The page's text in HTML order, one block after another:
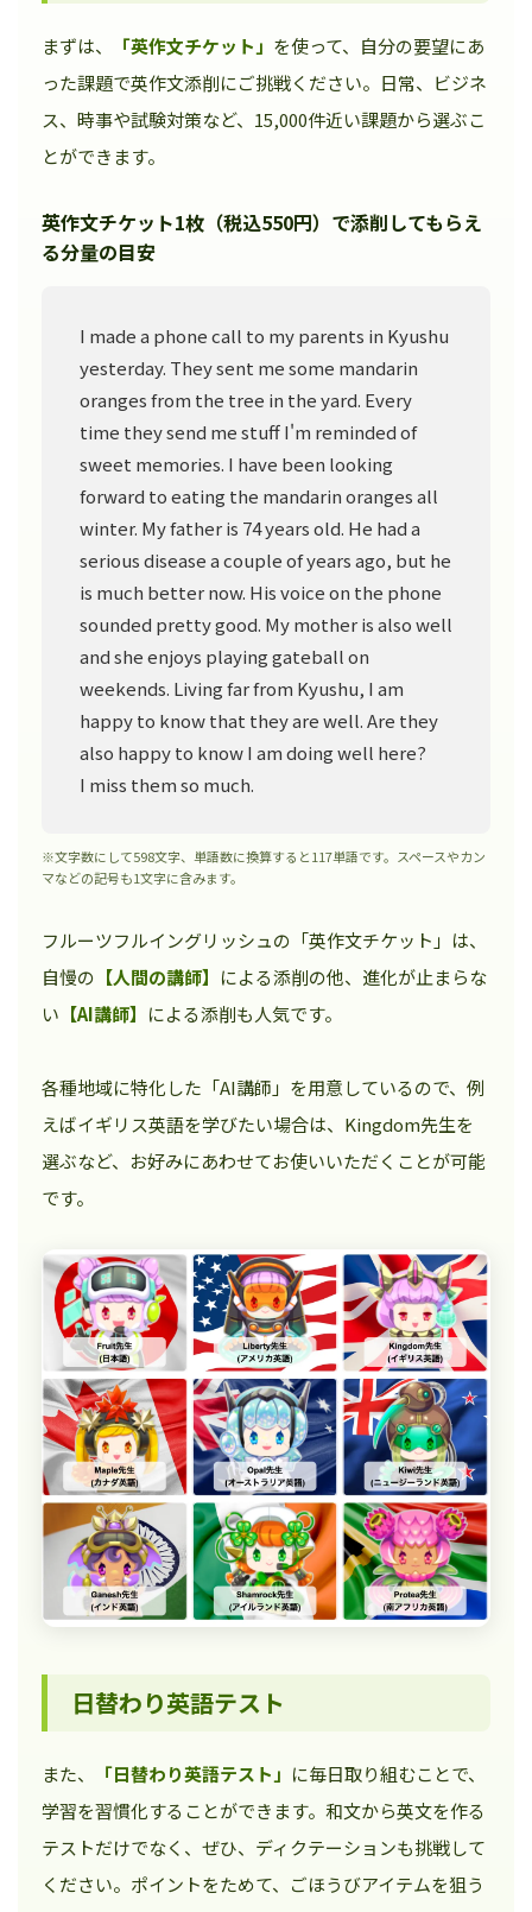
まずは、 「英作文チケット」 を使って、自分の要望にあ
った課題で英作文添削にご挑戦ください。日常、ビジネ
ス、時事や試験対策など、15,000件近い課題から選ぶこ
とができます。
英作文チケット1枚（税込550円）で添削してもらえ
る分量の目安
I made a phone call to my parents in Kyushu
yesterday. They sent me some mandarin
oranges from the tree in the yard. Every
time they send me stuff I'm reminded of
sweet memories. I have been looking
forward to eating the mandarin oranges all
winter. My father is 74 years old. He had a
serious disease a couple of years ago, but he
is much better now. His voice on the phone
sounded pretty good. My mother is also well
and she enjoys playing gateball on
weekends. Living far from Kyushu, I am
happy to know that they are well. Are they
also happy to know I am doing well here?
I miss them so much.
※文字数にして598文字、単語数に換算すると117単語です。スペースやカン
マなどの記号も1文字に含みます。
フルーツフルイングリッシュの「英作文チケット」は、
自慢の 【人間の講師】 による添削の他、進化が止まらな
い 【AI講師】 による添削も人気です。
各種地域に特化した「AI講師」を用意しているので、例
えばイギリス英語を学びたい場合は、Kingdom先生を
選ぶなど、お好みにあわせてお使いいただくことが可能
です。
日替わり英語テスト
また、 「日替わり英語テスト」 に毎日取り組むことで、
学習を習慣化することができます。和文から英文を作る
テストだけでなく、ぜひ、ディクテーションも挑戦して
ください。ポイントをためて、ごほうびアイテムを狙う